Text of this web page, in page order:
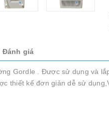
Đánh giá
Gordle . Được sử dụng và
thiết kế đơn giản dễ sử